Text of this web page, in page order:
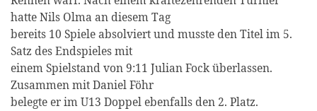
hatte Nils Olma an diesem Tag
bereits 10 Spiele absolviert und musste den Titel im 5.
Satz des Endspieles mit
einem Spielstand von 9:11 Julian Fock überlassen.
Zusammen mit Daniel Föhr
belegte er im U13 Doppel ebenfalls den 2. Platz.